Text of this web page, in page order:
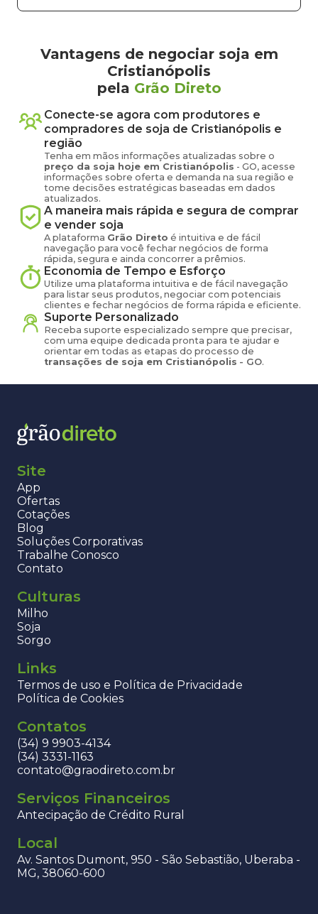
Vantagens de negociar soja em
Cristianópolis
pela Grão Direto
Conecte-se agora com produtores e
compradores de soja de Cristianópolis e
região
Tenha em mãos informações atualizadas sobre o
preço da soja hoje em Cristianópolis - GO, acesse
informações sobre oferta e demanda na sua região e
tome decisões estratégicas baseadas em dados
atualizados.
A maneira mais rápida e segura de comprar
e vender soja
A plataforma Grão Direto é intuitiva e de fácil
navegação para você fechar negócios de forma
rápida, segura e ainda concorrer a prêmios.
Economia de Tempo e Esforço
Utilize uma plataforma intuitiva e de fácil navegação
para listar seus produtos, negociar com potenciais
clientes e fechar negócios de forma rápida e eficiente.
Suporte Personalizado
Receba suporte especializado sempre que precisar,
com uma equipe dedicada pronta para te ajudar e
orientar em todas as etapas do processo de
transações de soja em Cristianópolis - GO.
Site
App
Ofertas
Cotações
Blog
Soluções Corporativas
Trabalhe Conosco
Contato
Culturas
Milho
Soja
Sorgo
Links
Termos de uso e Política de Privacidade
Política de Cookies
Contatos
(34) 9 9903-4134
(34) 3331-1163
contato@graodireto.com.br
Serviços Financeiros
Antecipação de Crédito Rural
Local
Av. Santos Dumont, 950 - São Sebastião, Uberaba -
MG, 38060-600